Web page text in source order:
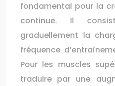
fondamental pour la
continue. Il
graduellement la
fréquence
Pour les muscles
traduire par une